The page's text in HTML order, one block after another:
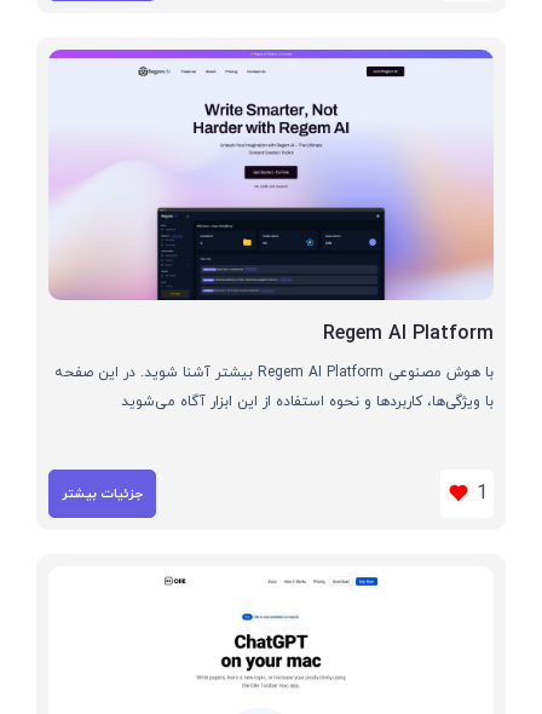
Regem AI Platform
با هوش مصنوعی Regem AI Platform بیشتر آشنا شوید. در این صفحه
با ویژگی‌ها، کاربردها و نحوه استفاده از این ابزار آگاه می‌شوید
1 جزئیات بیشتر